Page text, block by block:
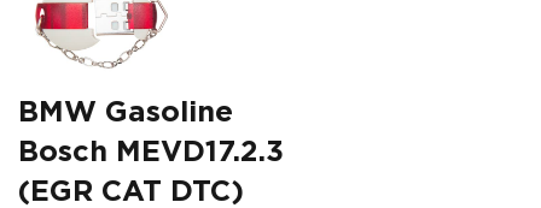
BMW Gasoline
Bosch MEVD17.2.3
(EGR CAT DTC)